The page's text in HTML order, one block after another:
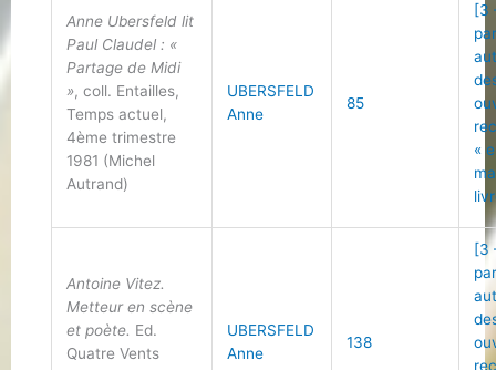
Anne Ubersfeld lit
Paul Claudel : «
Partage de Midi
», coll. Entailles,
Temps actuel,
4ème trimestre
1981 (Michel
Autrand)
UBERSFELD
Anne
85
[3
«
Antoine Vitez.
Metteur en scène
et poète. Ed.
Quatre Vents
UBERSFELD
Anne
138
[3